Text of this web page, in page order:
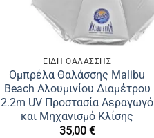
ΕΙΔΗ ΘΑΛΑΣΣΗΣ
Ομπρέλα Θαλάσσης Malibu
Beach Αλουμινίου Διαμέτρου
2.2m UV Προστασία Αεραγωγό
και Μηχανισμό Κλίσης
35,00 €